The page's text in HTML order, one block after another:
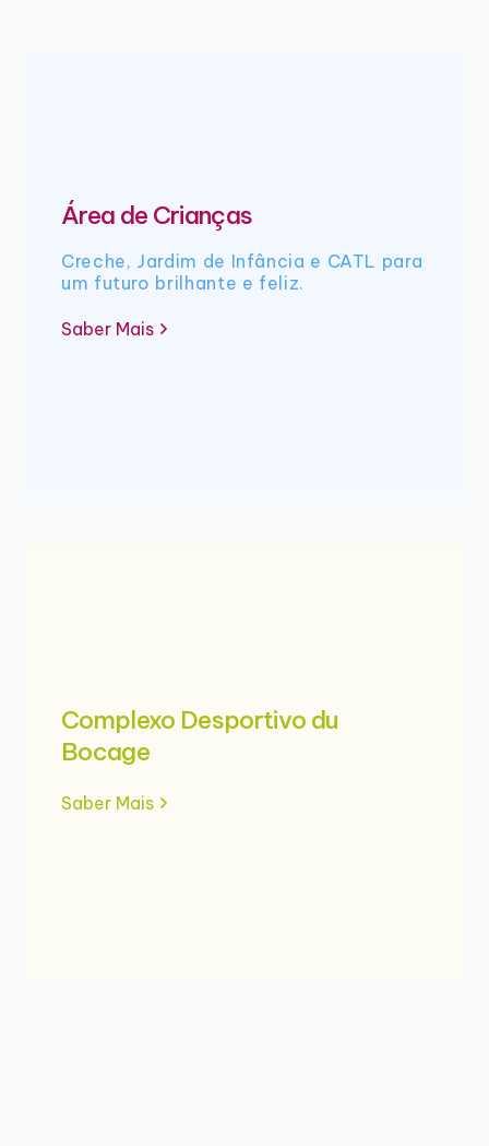
Área de Crianças
Creche, Jardim de Infância e CATL para
um futuro brilhante e feliz.
Saber Mais
Complexo Desportivo du
Bocage
Saber Mais